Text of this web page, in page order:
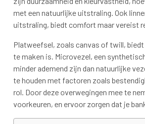
met een natuurlijke uitstraling. Ook
uitstraling, biedt comfort maar vereist
Platweefsel, zoals canvas of twill,
te maken is. Microvezel, een
minder ademend zijn dan natuurlijke
te houden met factoren zoals
rol. Door deze overwegingen mee te
voorkeuren, en ervoor zorgen dat je